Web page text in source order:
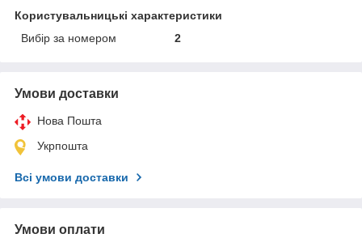
Користувальницькі характеристики
Вибір за номером
2
Умови доставки
Нова Пошта
Укрпошта
Всі умови доставки
Умови оплати